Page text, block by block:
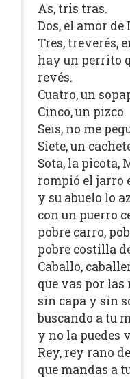
As, tris tras.
Dos, el amor de
Tres, treverés,
hay un perrito
revés.
Cuatro, un
Cinco, un pizco.
Seis, no me
Siete, un
Sota, la picota,
rompió el jarro
y su abuelo lo
con un puerro
pobre carro,
pobre costilla
Caballo,
que vas por las
sin capa y sin
buscando a tu
y no la puedes
Rey, rey rano
que mandas a